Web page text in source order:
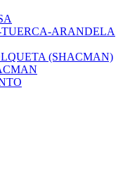
ARANDELA
(SHACMAN)